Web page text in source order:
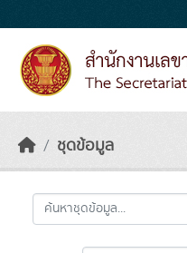
ชุดข้อมูล